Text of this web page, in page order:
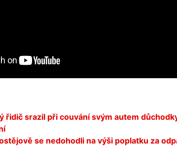
řidič srazil při couvání svým autem
se nedohodli na výši poplatku za